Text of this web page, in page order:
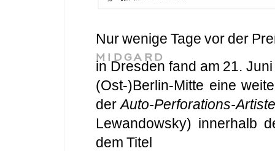
Nur wenige Tage vor der
MIDGARD
in Dresden fand am 21.
(Ost-)Berlin-Mitte eine
derAuto-Perforations-
Lewandowsky) innerhalb
dem Titel